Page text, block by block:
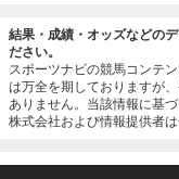
結果・成績・オッズなどの
ださい。
スポーツナビの競馬コンテ
は万全を期しておりますが
ありません。当該情報に基
株式会社および情報提供者